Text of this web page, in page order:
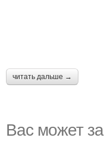
читать дальше →
Вас может